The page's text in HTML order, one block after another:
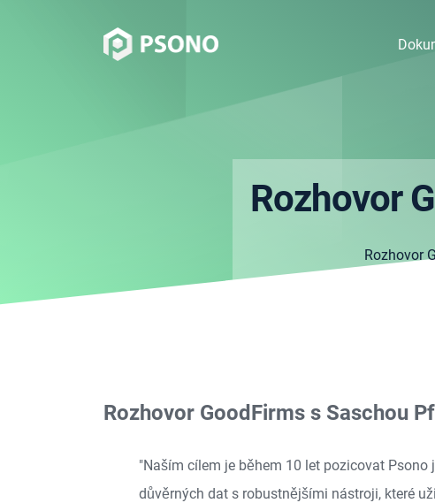
Rozhovor
Rozhovor
Rozhovor GoodFirms s Saschou
"Naším cílem je během 10 let pozicovat
důvěrných dat s robustnějšími nástroji, které